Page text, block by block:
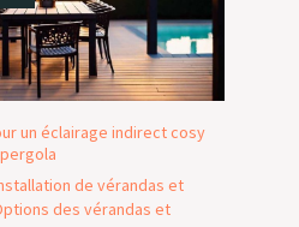
un éclairage indirect cosy
de vérandas et
des vérandas et